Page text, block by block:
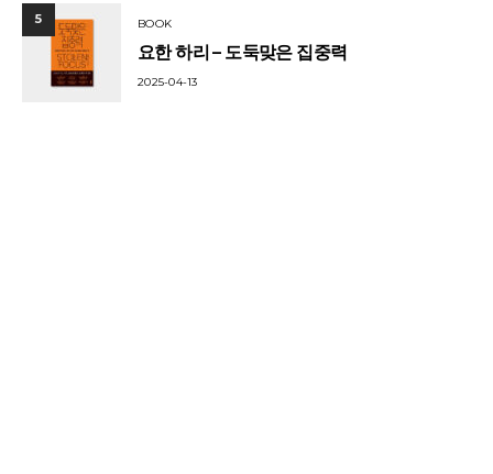
5 BOOK
요한 하리 – 도둑맞은 집중력
2025-04-13